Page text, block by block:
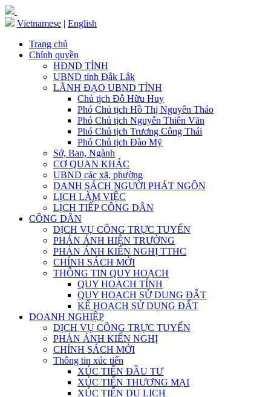
Vietnamese | English
Trang chủ
Chính quyền
HĐND TỈNH
UBND tỉnh Đắk Lắk
LÃNH ĐẠO UBND TỈNH
Chủ tịch Đỗ Hữu Huy
Phó Chủ tịch Hồ Thị Nguyên Thảo
Phó Chủ tịch Nguyễn Thiên Văn
Phó Chủ tịch Trương Công Thái
Phó Chủ tịch Đào Mỹ
Sở, Ban, Ngành
CƠ QUAN KHÁC
UBND các xã, phường
DANH SÁCH NGƯỜI PHÁT NGÔN
LỊCH LÀM VIỆC
LỊCH TIẾP CÔNG DÂN
CÔNG DÂN
DỊCH VỤ CÔNG TRỰC TUYẾN
PHẢN ÁNH HIỆN TRƯỜNG
PHẢN ÁNH KIẾN NGHỊ TTHC
CHÍNH SÁCH MỚI
THÔNG TIN QUY HOẠCH
QUY HOẠCH TỈNH
QUY HOẠCH SỬ DỤNG ĐẤT
KẾ HOẠCH SỬ DỤNG ĐẤT
DOANH NGHIỆP
DỊCH VỤ CÔNG TRỰC TUYẾN
PHẢN ÁNH KIẾN NGHỊ
CHÍNH SÁCH MỚI
Thông tin xúc tiến
XÚC TIẾN ĐẦU TƯ
XÚC TIẾN THƯƠNG MẠI
XÚC TIẾN DU LỊCH